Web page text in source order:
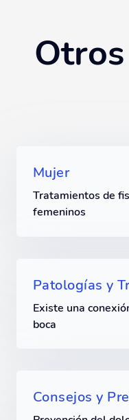
Mujer
Tratamientos de
femeninos
Patologías y
Existe una
boca
Consejos y